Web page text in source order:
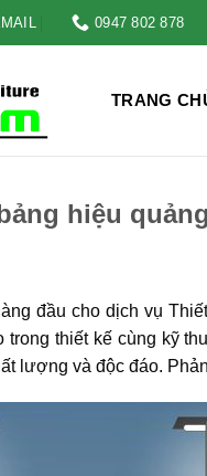
0947 802 878
TRANG
hiệu
đầu cho dịch vụ
thiết kế cùng kỹ
lượng và độc đáo.